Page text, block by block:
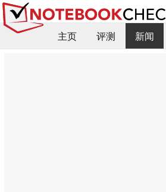
主页 评测
新闻